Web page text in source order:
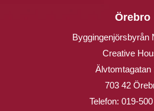
Örebro
Byggingenjörsbyrån
Creative
Älvtomtagatan
703 42
Telefon: 019-